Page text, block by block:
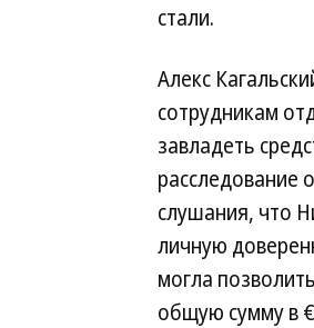
стали.
Алекс
сотрудникам
завладеть
расследование
слушания, что
личную
могла
общую сумму в